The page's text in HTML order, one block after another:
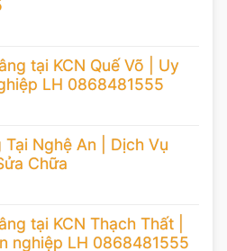
tại KCN Quế Võ | Uy
LH 0868481555
Tại Nghệ An | Dịch Vụ
Chữa
tại KCN Thạch Thất |
nghiệp LH 0868481555